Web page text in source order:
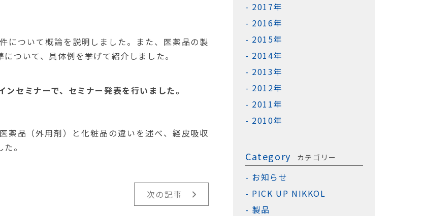
について概論を説明しました。また、医薬品の製
ついて、具体例を挙げて紹介しました。
セミナーで、セミナー発表を行いました。
薬品（外用剤）と化粧品の違いを述べ、経皮吸収
。
次の記事
2017年
2016年
2015年
2014年
2013年
2012年
2011年
2010年
Category カテゴリー
お知らせ
PICK UP NIKKOL
製品